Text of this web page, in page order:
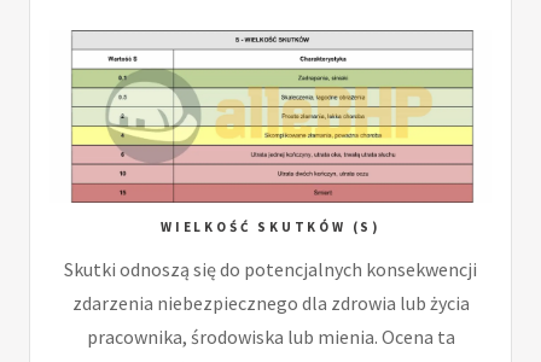
WIELKOŚĆ SKUTKÓW (S)
Skutki odnoszą się do potencjalnych konsekwencji
zdarzenia niebezpiecznego dla zdrowia lub życia
pracownika, środowiska lub mienia. Ocena ta